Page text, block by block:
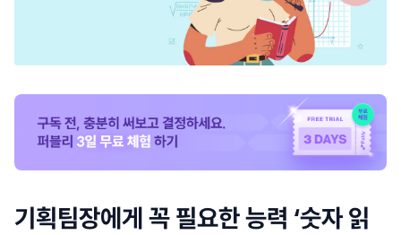
기획팀장에게 꼭 필요한 능력 ‘숫자 읽